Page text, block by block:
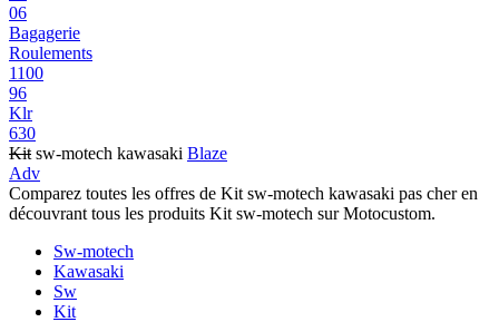
06
Bagagerie
Roulements
1100
96
Klr
630
Kit sw-motech kawasaki Blaze
Adv
Comparez toutes les offres de Kit sw-motech kawasaki pas cher en
découvrant tous les produits Kit sw-motech sur Motocustom.
Sw-motech
Kawasaki
Sw
Kit